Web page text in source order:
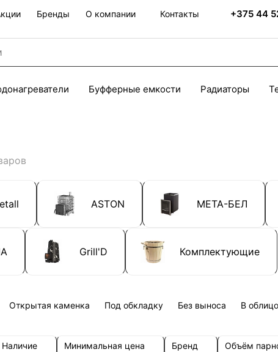
Бренды О компании Контакты +375 44
Буфферные емкости Радиаторы
ASTON МЕТА-БЕЛ
Grill'D Комплектующие
Открытая каменка Под обкладку Без выноса В
Наличие Минимальная цена Бренд Объём